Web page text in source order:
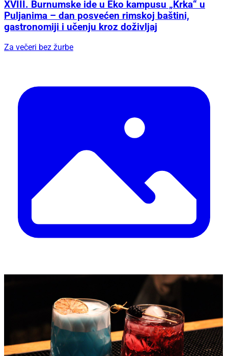
XVIII. Burnumske ide u Eko kampusu „Krka“ u
Puljanima – dan posvećen rimskoj baštini,
gastronomiji i učenju kroz doživljaj
Za večeri bez žurbe